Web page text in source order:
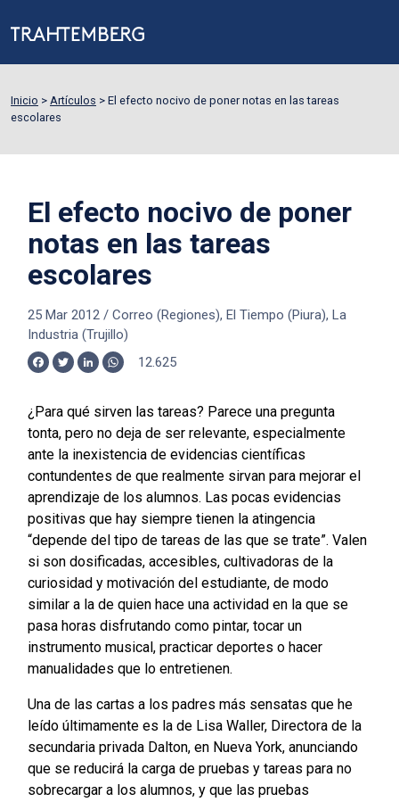
Inicio > Artículos > El efecto nocivo de poner notas en las tareas
escolares
El efecto nocivo de poner
notas en las tareas
escolares
25 Mar 2012/ Correo (Regiones), El Tiempo (Piura), La
Industria (Trujillo)
Facebook
TwitterLinkedInWhatsApp
12.625
¿Para qué sirven las tareas? Parece una pregunta
tonta, pero no deja de ser relevante, especialmente
ante la inexistencia de evidencias científicas
contundentes de que realmente sirvan para mejorar el
aprendizaje de los alumnos. Las pocas evidencias
positivas que hay siempre tienen la atingencia
“depende del tipo de tareas de las que se trate”. Valen
si son dosificadas, accesibles, cultivadoras de la
curiosidad y motivación del estudiante, de modo
similar a la de quien hace una actividad en la que se
pasa horas disfrutando como pintar, tocar un
instrumento musical, practicar deportes o hacer
manualidades que lo entretienen.
Una de las cartas a los padres más sensatas que he
leído últimamente es la de Lisa Waller, Directora de la
secundaria privada Dalton, en Nueva York, anunciando
que se reducirá la carga de pruebas y tareas para no
sobrecargar a los alumnos, y que las pruebas